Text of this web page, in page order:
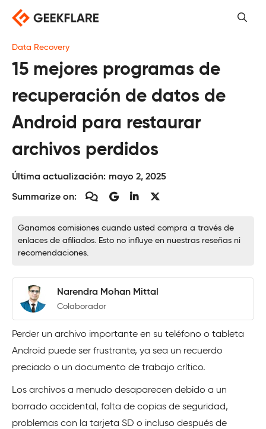
Saltar
contenido
Data Recovery
15 mejores programas de
recuperación de datos de
Android para restaurar
archivos perdidos
Última actualización: mayo 2, 2025
Summarize on:
Ganamos comisiones cuando usted compra a través de
enlaces de afiliados. Esto no influye en nuestras reseñas ni
recomendaciones.
Narendra Mohan Mittal
Colaborador
Perder un archivo importante en su teléfono o tableta
Android puede ser frustrante, ya sea un recuerdo
preciado o un documento de trabajo crítico.
Los archivos a menudo desaparecen debido a un
borrado accidental, falta de copias de seguridad,
problemas con la tarjeta SD o incluso después de